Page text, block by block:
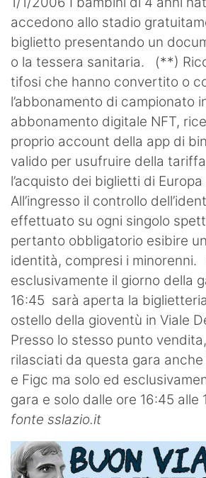
accedono allo stadio
biglietto presentando un
o la tessera sanitaria. (**)
tifosi che hanno convertito o
l’abbonamento di campionato
abbonamento digitale NFT,
proprio account della app di
valido per usufruire della
l’acquisto dei biglietti di
All’ingresso il controllo
effettuato su ogni singolo
pertanto obbligatorio esibire
identità, compresi i minorenni.
esclusivamente il giorno della
16:45 sarà aperta la
ostello della gioventù in Viale
Presso lo stesso punto
rilasciati da questa gara
e Figc ma solo ed
gara e solo dalle ore 16:45 alle
fonte sslazio.it